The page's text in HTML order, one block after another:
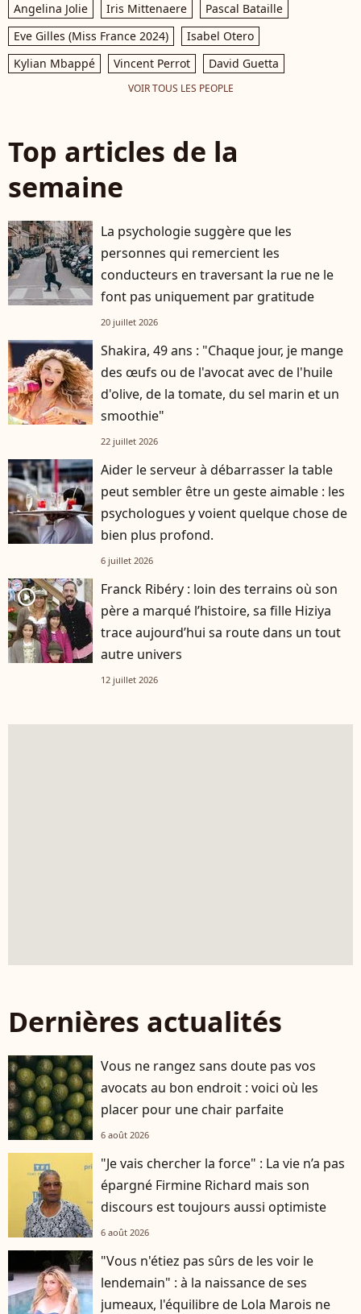
Angelina Jolie Iris Mittenaere
Pascal Bataille
Eve Gilles (Miss France 2024)
Isabel Otero
Kylian Mbappé
Vincent Perrot David Guetta
VOIR TOUS LES PEOPLE
Top articles de la
semaine
La psychologie suggère que les
personnes qui remercient les
conducteurs en traversant la rue ne le
font pas uniquement par gratitude
20 juillet 2026
Shakira, 49 ans : "Chaque jour, je mange
des œufs ou de l'avocat avec de l'huile
d'olive, de la tomate, du sel marin et un
smoothie"
22 juillet 2026
Aider le serveur à débarrasser la table
peut sembler être un geste aimable : les
psychologues y voient quelque chose de
bien plus profond.
6 juillet 2026
player2
Franck Ribéry : loin des terrains où son
père a marqué l’histoire, sa fille Hiziya
trace aujourd’hui sa route dans un tout
autre univers
12 juillet 2026
Dernières actualités
Vous ne rangez sans doute pas vos
avocats au bon endroit : voici où les
placer pour une chair parfaite
6 août 2026
"Je vais chercher la force" : La vie n’a pas
épargné Firmine Richard mais son
discours est toujours aussi optimiste
6 août 2026
"Vous n'étiez pas sûrs de les voir le
lendemain" : à la naissance de ses
jumeaux, l'équilibre de Lola Marois ne